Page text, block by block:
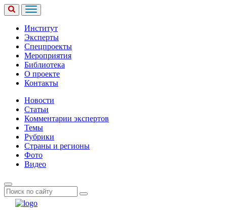
Институт
Эксперты
Спецпроекты
Мероприятия
Библиотека
О проекте
Контакты
Новости
Статьи
Комментарии экспертов
Темы
Рубрики
Страны и регионы
Фото
Видео